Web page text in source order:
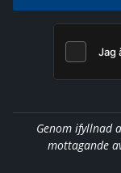
Genom ifyllnad
mottagande